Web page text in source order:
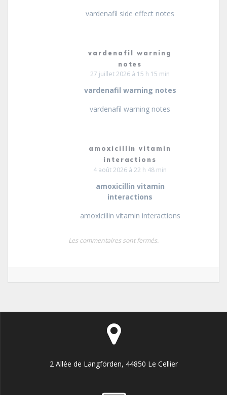
vardenafil side effect notes
vardenafil warning
notes
27 juillet 2026 à 15 h 15 min
vardenafil warning notes
vardenafil warning notes
amoxicillin vitamin
interactions
4 août 2026 à 22 h 48 min
amoxicillin vitamin
interactions
amoxicillin vitamin interactions
Les commentaires sont fermés.
2 Allée de Langförden, 44850 Le Cellier